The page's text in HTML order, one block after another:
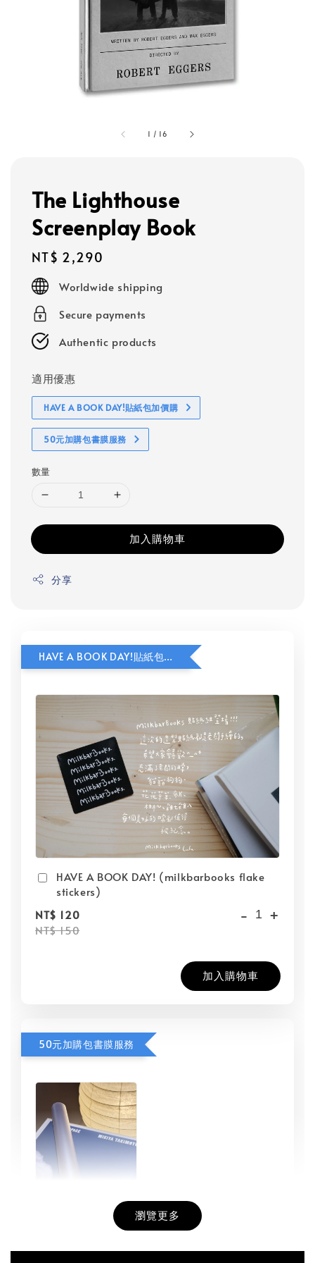
1 / 16
The Lighthouse
Screenplay Book
Regular
price
NT$ 2,290
Worldwide shipping
Secure payments
Authentic products
適用優惠
HAVE A BOOK DAY!貼紙包加價購
50元加購包書膜服務
數量
加入購物車
分享
HAVE A BOOK DAY!貼紙包加價購
HAVE A BOOK DAY! (milkbarbooks flake
stickers)
NT$ 120
NT$ 150
- +
加入購物車
50元加購包書膜服務
瀏覽更多